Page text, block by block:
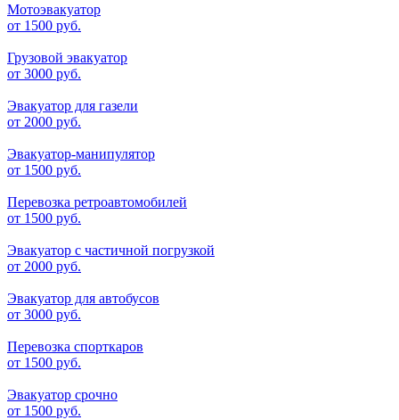
Мотоэвакуатор
от 1500 руб.
Грузовой эвакуатор
от 3000 руб.
Эвакуатор для газели
от 2000 руб.
Эвакуатор-манипулятор
от 1500 руб.
Перевозка ретроавтомобилей
от 1500 руб.
Эвакуатор с частичной погрузкой
от 2000 руб.
Эвакуатор для автобусов
от 3000 руб.
Перевозка спорткаров
от 1500 руб.
Эвакуатор срочно
от 1500 руб.